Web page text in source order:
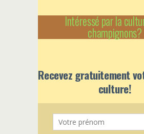
Intéressé par la
champignons?
Recevez gratuitement
culture!